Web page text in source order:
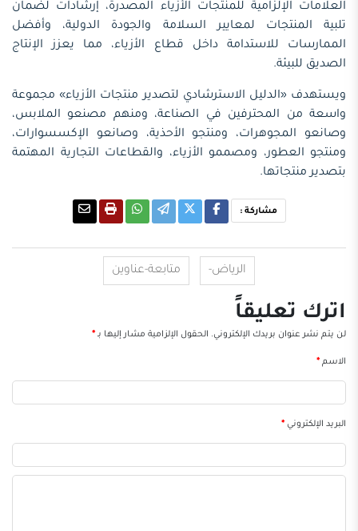
العلامات الإلزامية للمنتجات الأزياء المصدرة، إرشادات لضمان
تلبية المنتجات لمعايير السلامة والجودة الدولية، وأفضل
الممارسات للاستدامة داخل قطاع الأزياء، مما يعزز الإنتاج
الصديق للبيئة.
ويستهدف «الدليل الاسترشادي لتصدير منتجات الأزياء» مجموعة
واسعة من المحترفين في الصناعة، ومنهم مصنعو الملابس،
وصانعو المجوهرات، ومنتجو الأحذية، وصانعو الإكسسوارات،
ومنتجو العطور، ومصممو الأزياء، والقطاعات التجارية المهتمة
بتصدير منتجاتها.
مشاركة :
الرياض- متابعة-عناوين
اترك تعليقاً
لن يتم نشر عنوان بريدك الإلكتروني. الحقول الإلزامية مشار إليها بـ*
الاسم*
البريد الإلكتروني*